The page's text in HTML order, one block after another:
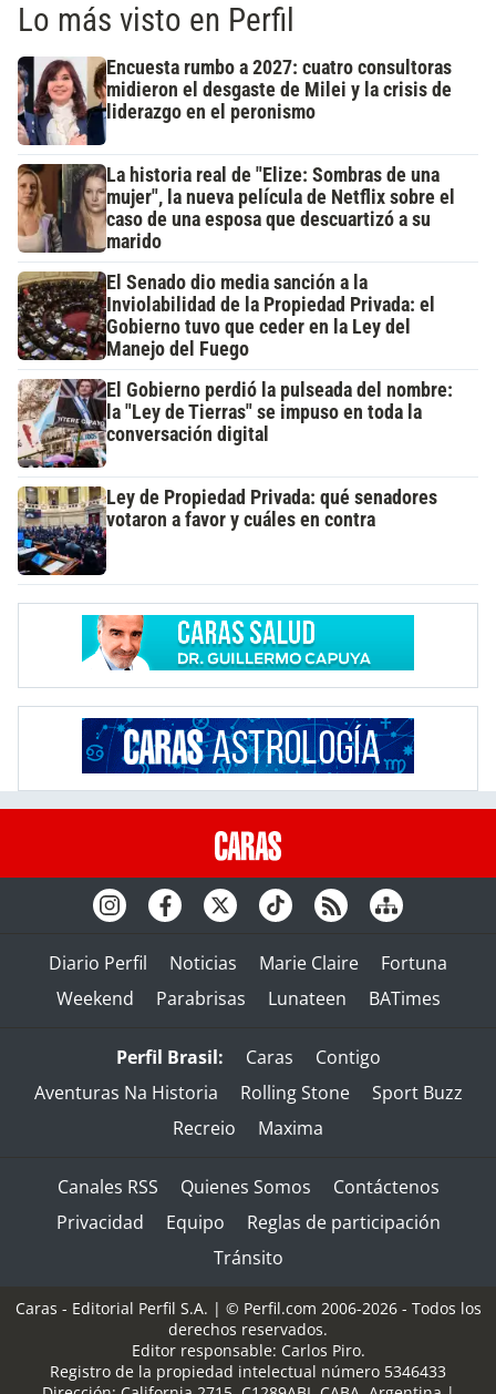
Lo más visto en Perfil
Encuesta rumbo a 2027: cuatro consultoras
midieron el desgaste de Milei y la crisis de
liderazgo en el peronismo
La historia real de "Elize: Sombras de una
mujer", la nueva película de Netflix sobre el
caso de una esposa que descuartizó a su
marido
El Senado dio media sanción a la
Inviolabilidad de la Propiedad Privada: el
Gobierno tuvo que ceder en la Ley del
Manejo del Fuego
El Gobierno perdió la pulseada del nombre:
la "Ley de Tierras" se impuso en toda la
conversación digital
Ley de Propiedad Privada: qué senadores
votaron a favor y cuáles en contra
Diario Perfil Noticias Marie Claire
Fortuna
Weekend
Parabrisas Lunateen BATimes
Perfil Brasil: Caras
Contigo
Aventuras Na Historia
Rolling Stone
Sport Buzz
Recreio
Maxima
Canales RSS Quienes Somos
Contáctenos
Privacidad
Equipo
Reglas de participación
Tránsito
Caras - Editorial Perfil S.A. | © Perfil.com 2006-2026 - Todos los
derechos reservados.
Editor responsable: Carlos Piro.
Registro de la propiedad intelectual número 5346433